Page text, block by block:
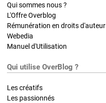
Qui sommes nous ?
L'Offre Overblog
Rémunération en droits d'auteur
Webedia
Manuel d'Utilisation
Qui utilise OverBlog ?
Les créatifs
Les passionnés